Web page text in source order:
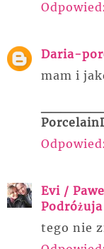
Daria-
mam i
Evi /
Podróżuja
tego nie